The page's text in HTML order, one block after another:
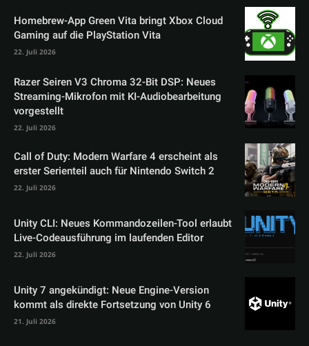
Homebrew-App Green Vita bringt Xbox Cloud
Gaming auf die PlayStation Vita
22. Juli 2026
Razer Seiren V3 Chroma 32-Bit DSP: Neues
Streaming-Mikrofon mit KI-Audiobearbeitung
vorgestellt
22. Juli 2026
Call of Duty: Modern Warfare 4 erscheint als
erster Serienteil auch für Nintendo Switch 2
22. Juli 2026
Unity CLI: Neues Kommandozeilen-Tool erlaubt
Live-Codeausführung im laufenden Editor
22. Juli 2026
Unity 7 angekündigt: Neue Engine-Version
kommt als direkte Fortsetzung von Unity 6
21. Juli 2026